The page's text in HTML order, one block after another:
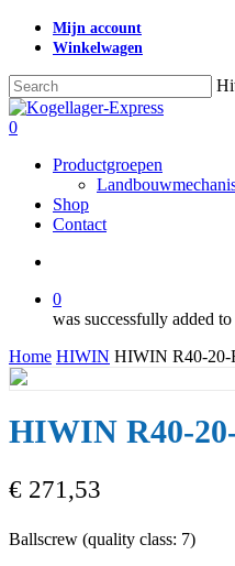
Skip
content
Mijn account
Winkelwagen
Close
Search
search
0
Productgroepen
Shop
Contact
0
was successfully added
Home HIWIN HIWIN R40-20-
HIWIN R40-
€ 271,53
Ballscrew (quality class: 7)